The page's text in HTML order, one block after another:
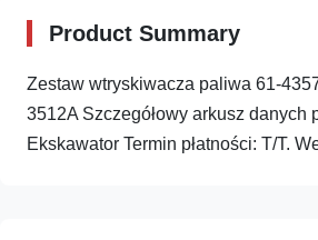
Product Summary
Zestaw wtryskiwacza paliwa 61-
3512A Szczegółowy arkusz
Ekskawator Termin płatności: T/T.